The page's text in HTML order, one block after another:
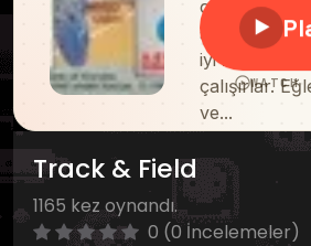
Track & Field
1165 kez oynandı.
0 (0 İncelemeler)